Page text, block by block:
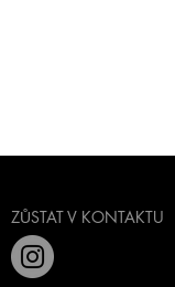
ZŮSTAT V KONTAKTU